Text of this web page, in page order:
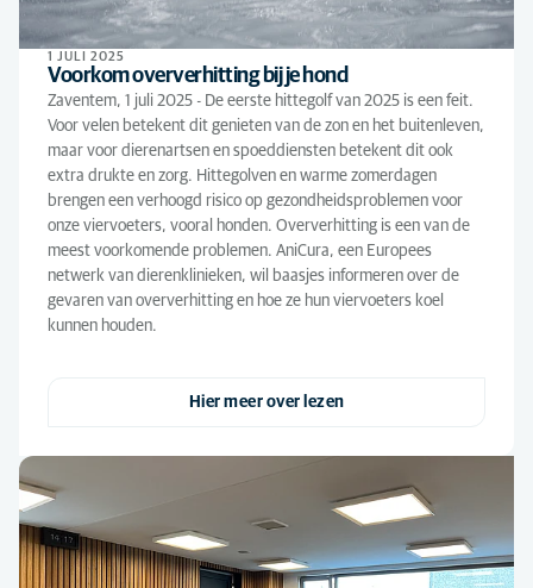
1 JULI 2025
Voorkom oververhitting bij je hond
Zaventem, 1 juli 2025 - De eerste hittegolf van 2025 is een feit.
Voor velen betekent dit genieten van de zon en het buitenleven,
maar voor dierenartsen en spoeddiensten betekent dit ook
extra drukte en zorg. Hittegolven en warme zomerdagen
brengen een verhoogd risico op gezondheidsproblemen voor
onze viervoeters, vooral honden. Oververhitting is een van de
meest voorkomende problemen. AniCura, een Europees
netwerk van dierenklinieken, wil baasjes informeren over de
gevaren van oververhitting en hoe ze hun viervoeters koel
kunnen houden.
Hier meer over lezen